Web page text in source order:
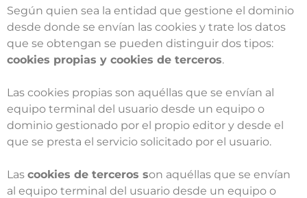
Según quien sea la entidad que gestione el dominio
desde donde se envían las cookies y trate los datos
que se obtengan se pueden distinguir dos tipos:
cookies propias y cookies de terceros.
Las cookies propias son aquéllas que se envían al
equipo terminal del usuario desde un equipo o
dominio gestionado por el propio editor y desde el
que se presta el servicio solicitado por el usuario.
Las cookies de terceros son aquéllas que se envían
al equipo terminal del usuario desde un equipo o